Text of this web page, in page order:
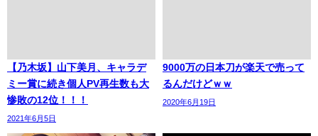
【乃木坂】山下美月、キャラデ
ミー賞に続き個人PV再生数も大
惨敗の12位！！！
2021年6月5日
9000万の日本刀が楽天で売って
るんだけどｗｗ
2020年6月19日